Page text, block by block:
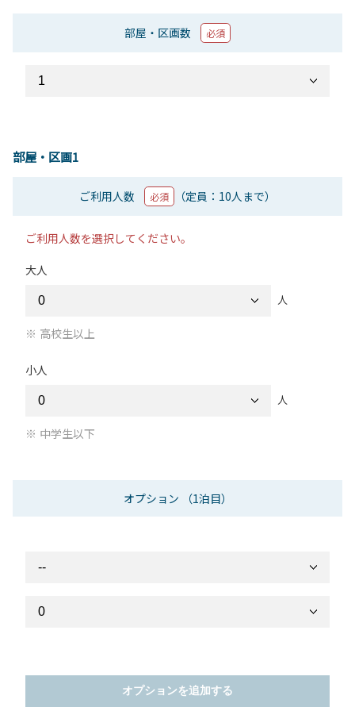
部屋・区画数 必須
部屋・区画1
ご利用人数 必須 （定員：10人まで）
ご利用人数を選択してください。
大人
人
高校生以上
小人
人
中学生以下
オプション （1泊目）
オプションを追加する